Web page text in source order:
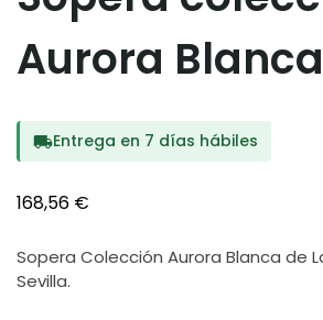
Aurora Blanca
local_shippingEntrega en 7 días hábiles
168,56 €
Sopera Colección Aurora Blanca de
Sevilla.